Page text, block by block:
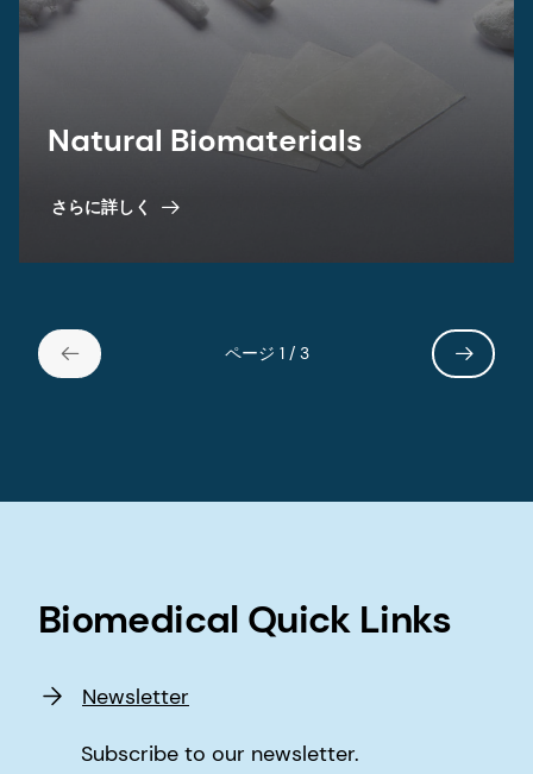
Natural Biomaterials
さらに詳しく
ページ 1 / 3
Biomedical Quick Links
Newsletter
Subscribe to our newsletter.